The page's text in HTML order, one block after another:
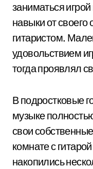
заниматься
навыки от
гитаристом.
удовольствием
тогда проявлял
В подростковые
музыке
свои
комнате с
накопились